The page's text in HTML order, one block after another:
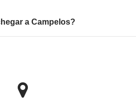
a Campelos?